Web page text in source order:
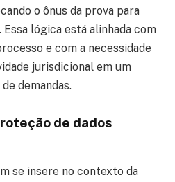
o ônus da prova para
lógica está alinhada com
e com a necessidade
jurisdicional em um
demandas.
de dados
se insere no contexto da